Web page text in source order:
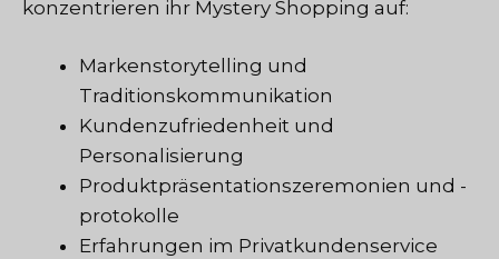
konzentrieren ihr Mystery Shopping auf:
Markenstorytelling und
Traditionskommunikation
Kundenzufriedenheit und
Personalisierung
Produktpräsentationszeremonien und -
protokolle
Erfahrungen im Privatkundenservice